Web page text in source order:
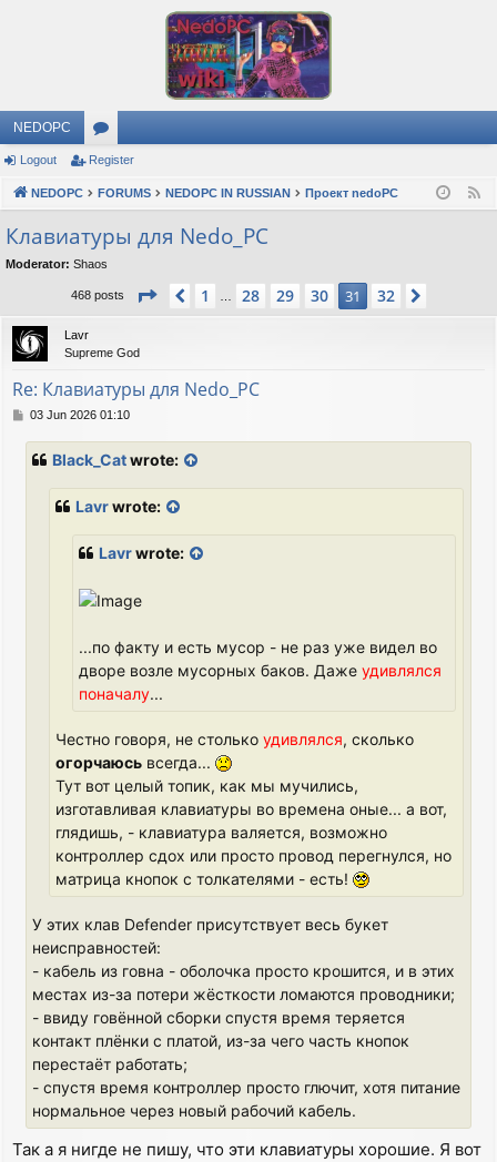
NEDOPC
or
u
s
Logout Register
NEDOPC FORUMS NEDOPC IN RUSSIAN Проект nedoPC
Клавиатуры для Nedo_PC
Moderator: Shaos
468 posts Page 31 of 32
Previous
1 28 29 30 31 32
Lavr
Supreme God
Re: Клавиатуры для Nedo_PC
P03 Jun 2026 01:10
Black_Catwrote:
Lavrwrote:
Lavrwrote:
...по факту и есть мусор - не раз уже видел во
дворе возле мусорных баков. Даже удивлялся
поначалу...
Честно говоря, не столько удивлялся, сколько
огорчаюсь всегда...
Тут вот целый топик, как мы мучились,
изготавливая клавиатуры во времена оные... а вот,
глядишь, - клавиатура валяется, возможно
контроллер сдох или просто провод перегнулся, но
матрица кнопок с толкателями - есть!
У этих клав Defender присутствует весь букет
неисправностей:
- кабель из говна - оболочка просто крошится, и в этих
местах из-за потери жёсткости ломаются проводники;
- ввиду говённой сборки спустя время теряется
контакт плёнки с платой, из-за чего часть кнопок
перестаёт работать;
- спустя время контроллер просто глючит, хотя питание
нормальное через новый рабочий кабель.
Так а я нигде не пишу, что эти клавиатуры хорошие. Я вот